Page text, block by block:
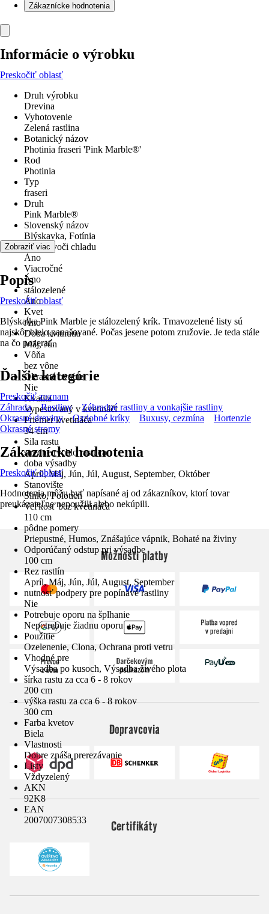
Zákaznícke hodnotenia
Informácie o výrobku
Preskočiť oblasť
Druh výrobku
Drevina
Vyhotovenie
Zelená rastlina
Botanický názov
Photinia fraseri 'Pink Marble®'
Rod
Photinia
Typ
fraseri
Druh
Pink Marble®
Slovenský názov
Blýskavka, Fotínia
odolné voči chladu
Áno
Viacročné
Áno
stálozelené
Áno
Kvet
Áno
Doba kvitnutia
Máj, Jún
Vôňa
bez vône
Okrasné ovocie
Nie
Kvalita
Vypestovaný v kvetináči
Priemer kvetináča
34 cm
Sila rastu
stredne rýchlo rastúca
doba výsadby
Apríl, Máj, Jún, Júl, August, September, Október
Stanovište
Slnko, Polotieň
Veľkosť bez kvetináča
110 cm
pôdne pomery
Priepustné, Humos, Znášajúce vápnik, Bohaté na živiny
Odporúčaný odstup pri výsadbe
100 cm
Rez rastlín
Apríl, Máj, Jún, Júl, August, September
nutnosť podpery pre popínavé rastliny
Nie
Potrebuje oporu na šplhanie
Nepotrebuje žiadnu oporu
Použitie
Ozelenenie, Clona, Ochrana proti vetru
Vhodné pre
Výsadba po kusoch, Výsadba živého plota
šírka rastu za cca 6 - 8 rokov
200 cm
výška rastu za cca 6 - 8 rokov
300 cm
Farba kvetov
Biela
Vlastnosti
Dobre znáša prerezávanie
Listy
Vždyzelený
AKN
92K8
EAN
2007007308533
Zobraziť viac
Popis
Preskočiť oblasť
Blýskalka Pink Marble je stálozelený krík. Tmavozelené listy sú
najskôr bielo panašované. Počas jesene potom zružovie. Je teda stále
na čo pozerať.
Ďalšie kategórie
Preskočiť zoznam
Záhrada
Rastliny
Záhradné rastliny a vonkajšie rastliny
Okrasné dreviny
Ozdobné kríky Buxusy, cezmína
Hortenzie
Okrasné stromy
Zákaznícke hodnotenia
Preskočiť oblasť
Hodnotenia môžu byť napísané aj od zákazníkov, ktorí tovar
preukázateľne nepoužili alebo nekúpili.
Možnosti platby
Dopravcovia
Certifikáty